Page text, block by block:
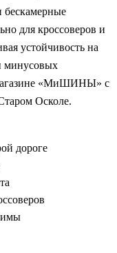
бескамерные
для кроссоверов и
устойчивость на
минусовых
«МиШИНЫ» с
Осколе.
дороге